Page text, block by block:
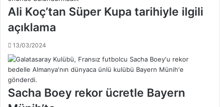
F
e
e
r
b
h
ç
Ali Koç’tan Süper Kupa tarihiyle ilgili
açıklama
13/03/2024
Sacha Boey rekor ücretle Bayern